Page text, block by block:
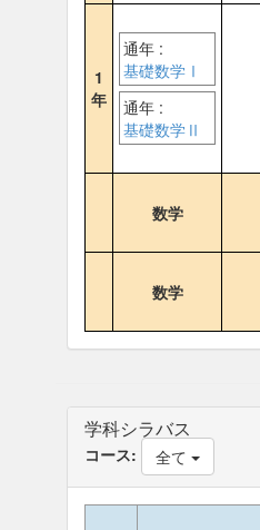
1
年
通年 :
基礎数学Ⅰ
通年 :
基礎数学Ⅱ
数学
数学
学科シラバス
コース: 全て